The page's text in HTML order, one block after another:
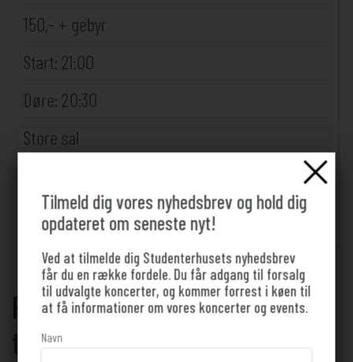
150,- + gebyr
Start: 21:00
Døre: 20:30
Store sal
KØB BILLET
Red Warszawa kommer
tilbage til Studenterhuset
Tilmeld dig vores nyhedsbrev og hold dig
opdateret om seneste nyt!
Ved at tilmelde dig Studenterhusets nyhedsbrev
får du en række fordele. Du får adgang til forsalg
til udvalgte koncerter, og kommer forrest i køen til
at få informationer om vores koncerter og events.
Navn